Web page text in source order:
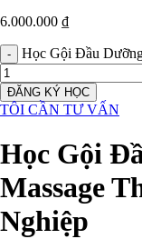
6.000.000 ₫
Học Gội Đầu
ĐĂNG KÝ HỌC
TÔI CẦN TƯ VẤN
Học Gội
Massage
Nghiệp